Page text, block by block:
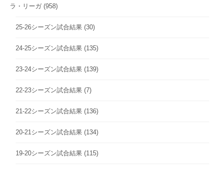
ラ・リーガ (958)
25-26シーズン試合結果 (30)
24-25シーズン試合結果 (135)
23-24シーズン試合結果 (139)
22-23シーズン試合結果 (7)
21-22シーズン試合結果 (136)
20-21シーズン試合結果 (134)
19-20シーズン試合結果 (115)